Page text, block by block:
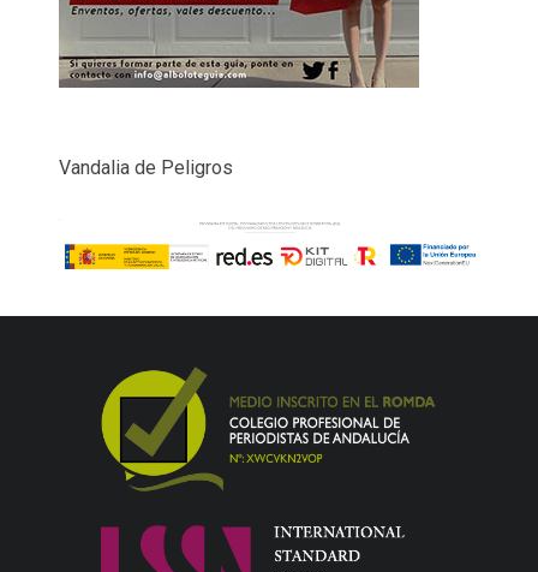
Vandalia de Peligros